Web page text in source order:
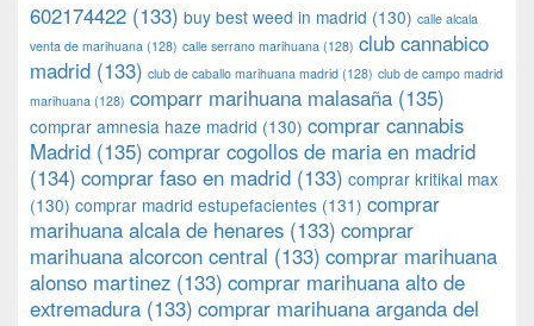
602174422 (133) buy best weed in madrid (130) calle alcala
venta de marihuana (128) calle serrano marihuana (128) club cannabico
madrid (133) club de caballo marihuana madrid (128) club de campo madrid
marihuana (128) comparr marihuana malasaña (135)
comprar amnesia haze madrid (130) comprar cannabis
Madrid (135) comprar cogollos de maria en madrid
(134) comprar faso en madrid (133) comprar kritikal max
(130) comprar madrid estupefacientes (131) comprar
marihuana alcala de henares (133) comprar
marihuana alcorcon central (133) comprar marihuana
alonso martinez (133) comprar marihuana alto de
extremadura (133) comprar marihuana arganda del